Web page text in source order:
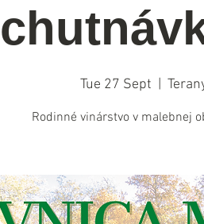
Tue 27 Sept
Rodinné vinárstvo v malebnej